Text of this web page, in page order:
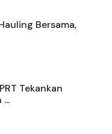
Bersama,
Tekankan